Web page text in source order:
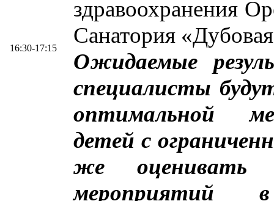
16:30-17:15
здравоохранения
Санатория
Ожидаемые
специалисты
оптимальной
детей с
же оценивать
мероприятий